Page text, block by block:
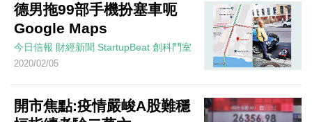
德男拖99部手機扮塞車呃
Google Maps
今日信報 財經新聞 StartupBeat 創科鬥室
2020/02/05
開市焦點:疫情嚴峻A股難穩